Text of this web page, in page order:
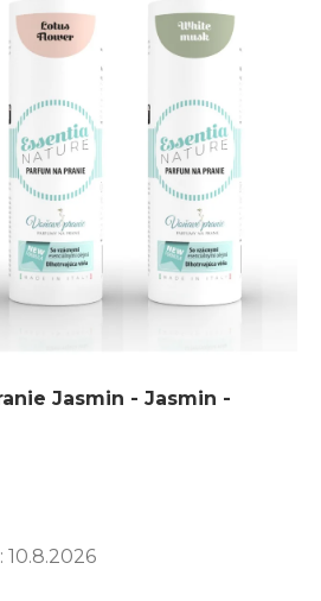
Jasmin - Jasmin -
10.8.2026